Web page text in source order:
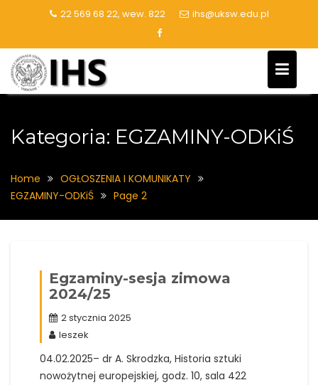
22 569 68 22, wew. 822 ihs@uksw.edu.pl
Kategoria: EGZAMINY-ODKiŚ
Home
OGŁOSZENIA I KOMUNIKATY
EGZAMINY-ODKiŚ
Page 2
Egzaminy-sesja zimowa
2024/25
2 stycznia 2025
leszek
04.02.2025– dr A. Skrodzka, Historia sztuki
nowożytnej europejskiej, godz. 10, sala 422